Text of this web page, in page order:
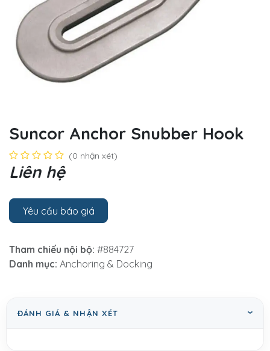
Suncor Anchor Snubber Hook
(0 nhận xét)
Liên hệ
Yêu cầu báo giá
Tham chiếu nội bộ: #884727
Danh mục: Anchoring & Docking
ĐÁNH GIÁ & NHẬN XÉT